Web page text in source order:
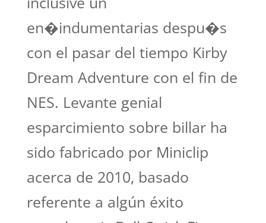
en�indumentarias despu�s
con el pasar del tiempo Kirby
Dream Adventure con el fin de
NES. Levante genial
esparcimiento sobre billar ha
sido fabricado por Miniclip
acerca de 2010, basado
referente a algún éxito